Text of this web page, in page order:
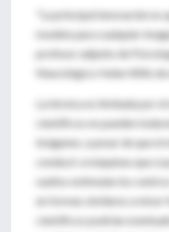
"La principal innovación es
modelo para cualquier
profesor adjunto de
Neurológico Helen Wills de
La técnica es limitada por el
científicos no pueden
imágenes, a pesar de que
conducir a máquinas que sí
sueños estimulan los
en formas similares a mirar
científicos podrían